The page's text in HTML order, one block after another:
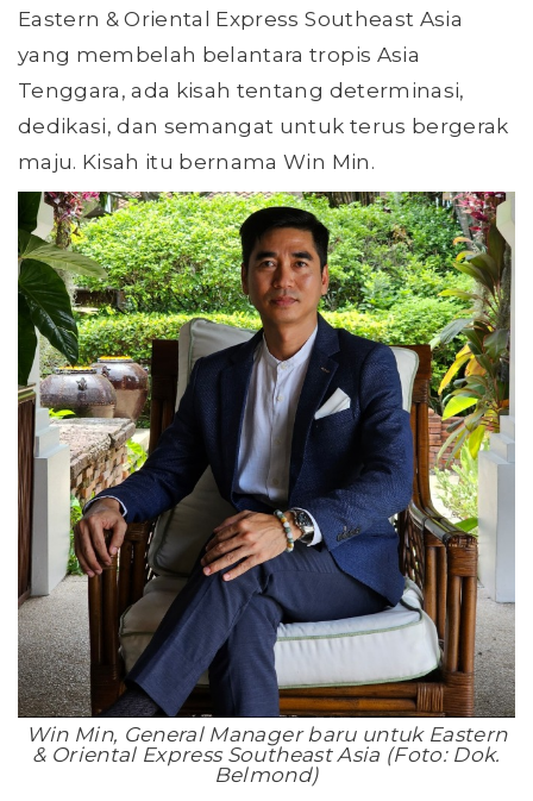
Eastern & Oriental Express Southeast Asia
yang membelah belantara tropis Asia
Tenggara, ada kisah tentang determinasi,
dedikasi, dan semangat untuk terus bergerak
maju. Kisah itu bernama Win Min.
Win Min, General Manager baru untuk Eastern
& Oriental Express Southeast Asia (Foto: Dok.
Belmond)